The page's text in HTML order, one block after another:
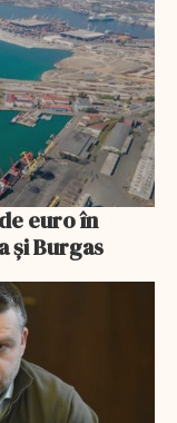
euro în
și Burgas